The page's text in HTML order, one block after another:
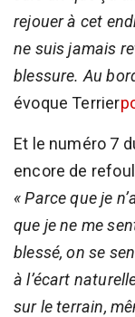
rejouer à cet
ne suis jamais
blessure. Au
évoque Terrier
Et le numéro 7
encore de
« Parce que je
que je ne me
blessé, on se
à l’écart
sur le terrain,